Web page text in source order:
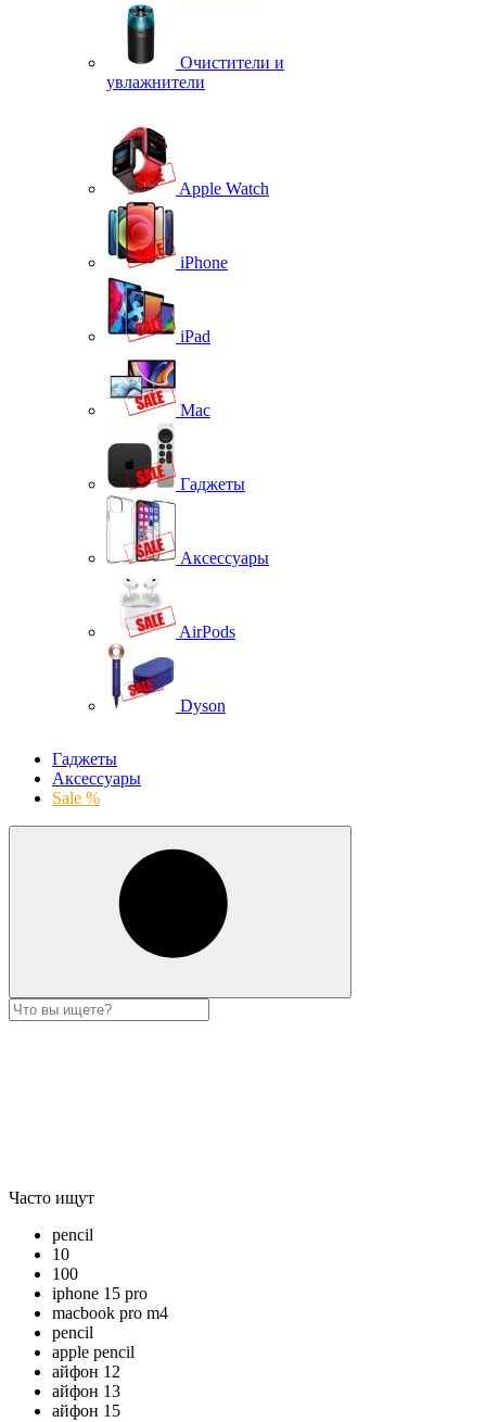
Очистители и
увлажнители
Apple Watch
iPhone
iPad
Mac
Гаджеты
Аксессуары
AirPods
Dyson
Гаджеты
Аксессуары
Sale %
Часто ищут
pencil
10
100
iphone 15 pro
macbook pro m4
pencil
apple pencil
айфон 12
айфон 13
айфон 15